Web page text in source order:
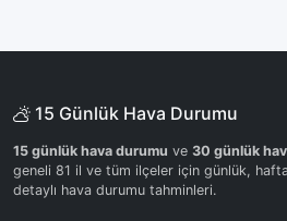
15 Günlük Hava Durumu
15 günlük hava durumu ve 30 günlük
geneli 81 il ve tüm ilçeler için günlük,
detaylı hava durumu tahminleri.